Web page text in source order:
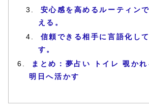
安心感を高めるルーティン
える。
信頼できる相手に言語化し
す。
まとめ：夢占い トイレ 覗かれ
明日へ活かす